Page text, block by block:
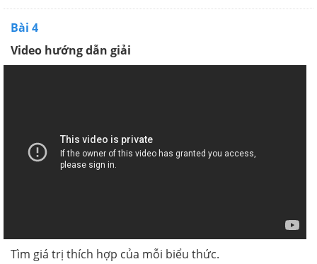
Bài 4
Video hướng dẫn giải
Tìm giá trị thích hợp của mỗi biểu thức.